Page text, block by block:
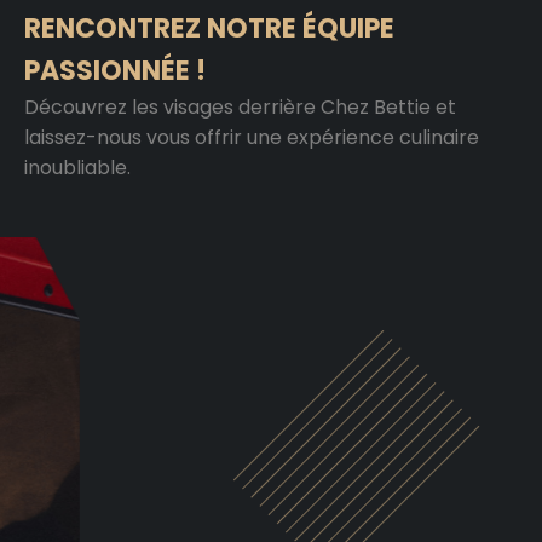
RENCONTREZ NOTRE ÉQUIPE
PASSIONNÉE !
Découvrez les visages derrière Chez Bettie et
laissez-nous vous offrir une expérience culinaire
inoubliable.